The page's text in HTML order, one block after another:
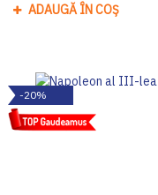
ADAUGĂ ÎN COȘ
-20%